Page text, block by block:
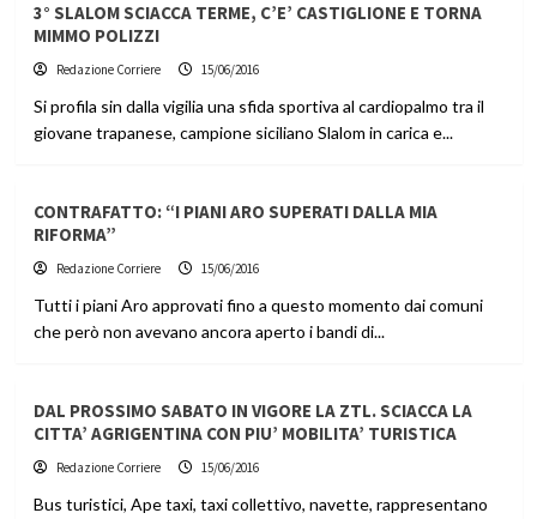
3° SLALOM SCIACCA TERME, C’E’ CASTIGLIONE E TORNA
MIMMO POLIZZI
Redazione Corriere 15/06/2016
Si profila sin dalla vigilia una sfida sportiva al cardiopalmo tra il
giovane trapanese, campione siciliano Slalom in carica e...
CONTRAFATTO: “I PIANI ARO SUPERATI DALLA MIA
RIFORMA”
Redazione Corriere 15/06/2016
Tutti i piani Aro approvati fino a questo momento dai comuni
che però non avevano ancora aperto i bandi di...
DAL PROSSIMO SABATO IN VIGORE LA ZTL. SCIACCA LA
CITTA’ AGRIGENTINA CON PIU’ MOBILITA’ TURISTICA
Redazione Corriere 15/06/2016
Bus turistici, Ape taxi, taxi collettivo, navette, rappresentano